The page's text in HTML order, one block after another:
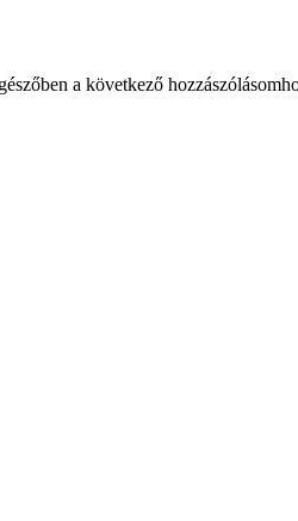
a következő